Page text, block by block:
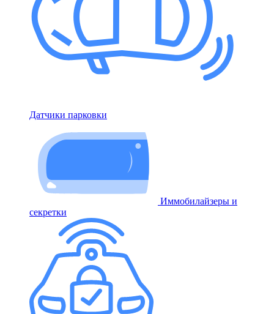
Датчики парковки
Иммобилайзеры и
секретки